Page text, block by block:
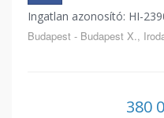
Ingatlan azonosító: HI-
Budapest - Budapest X.,
380